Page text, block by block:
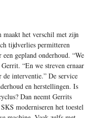
maakt het ­verschil met zijn
tijdverlies permitteren
gepland onderhoud. “We
“En we streven ernaar
interventie.” De service
en herstellingen. Is
Dan neemt Gerrits
moderniseren het toestel